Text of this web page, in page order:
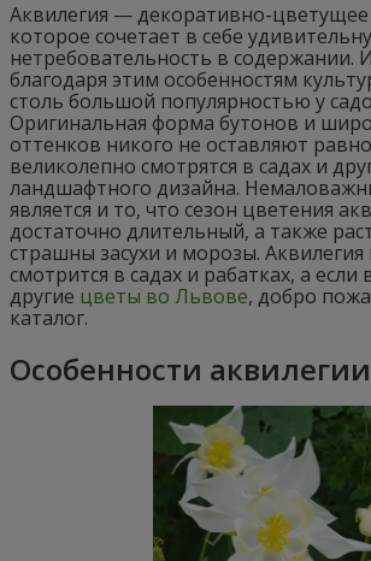
Аквилегия — декоративно-цветущее
которое сочетает в себе
нетребовательность в содержании.
благодаря этим особенностям
столь большой популярностью у
Оригинальная форма бутонов и
оттенков никого не оставляют
великолепно смотрятся в садах и
ландшафтного дизайна.
является и то, что сезон цветения
достаточно длительный, а также
страшны засухи и морозы. Аквилегия
смотрится в садах и рабатках, а если
другие цветы во Львове, добро
каталог.
Особенности аквилегии